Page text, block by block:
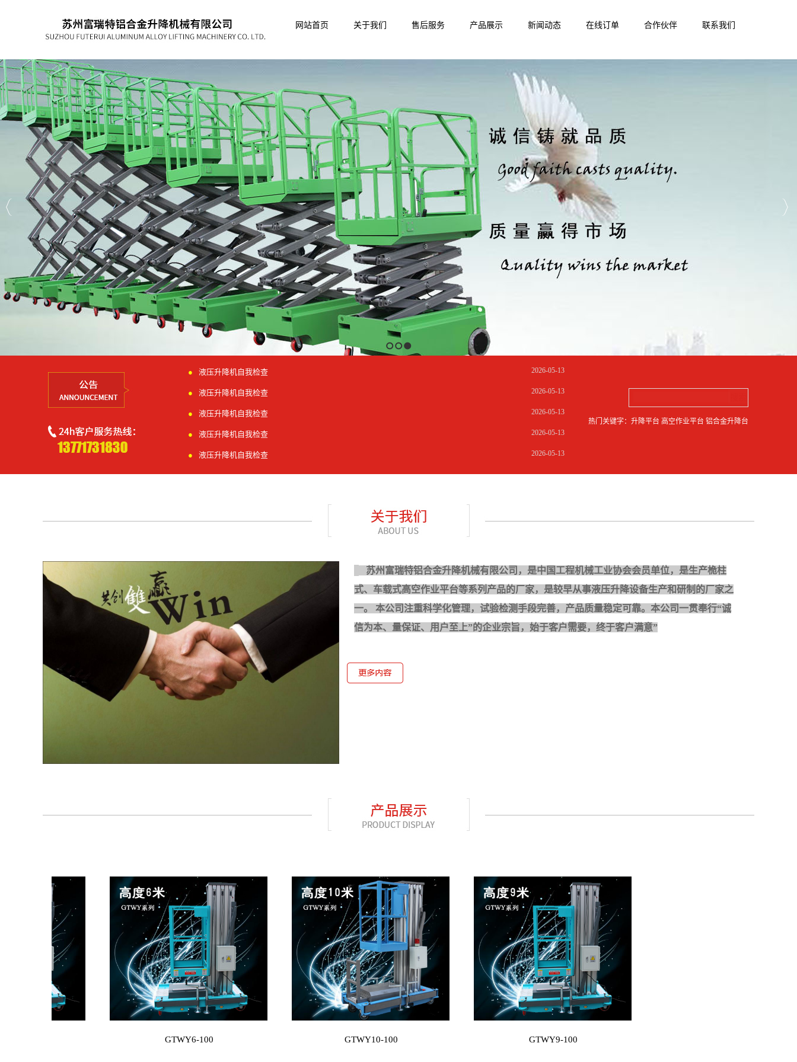
网站首页 关于我们 售后服务 产品展示 新闻动态 在线订单 合作伙伴 联系我们
1 2 3
液压升降机自我检查 2026-05-13
液压升降机自我检查 2026-05-13
液压升降机自我检查 2026-05-13
液压升降机自我检查 2026-05-13
液压升降机自我检查 2026-05-13
热门关键字：升降平台 高空作业平台 铝合金升降台
苏州富瑞特铝合金升降机械有限公司，是中国工程机械工业协会会员单位，是生产桅柱
式、车载式高空作业平台等系列产品的厂家，是较早从事液压升降设备生产和研制的厂家之
一。 本公司注重科学化管理，试验检测手段完善，产品质量稳定可靠。本公司一贯奉行“诚
信为本、量保证、用户至上”的企业宗旨，始于客户需要，终于客户满意”
GTWY6-100 GTWY10-100 GTWY9-100